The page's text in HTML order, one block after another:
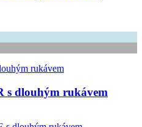
s dlouhým rukávem